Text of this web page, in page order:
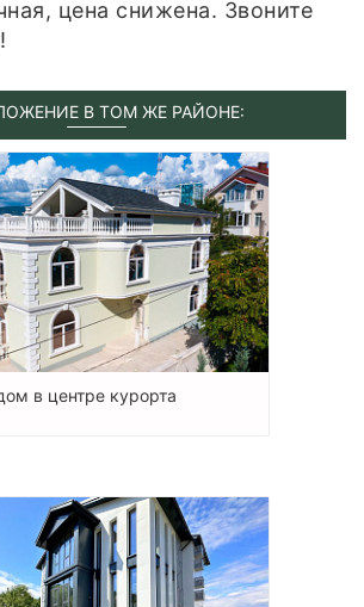
цена снижена. Звоните
В ТОМ ЖЕ РАЙОНЕ:
в центре курорта